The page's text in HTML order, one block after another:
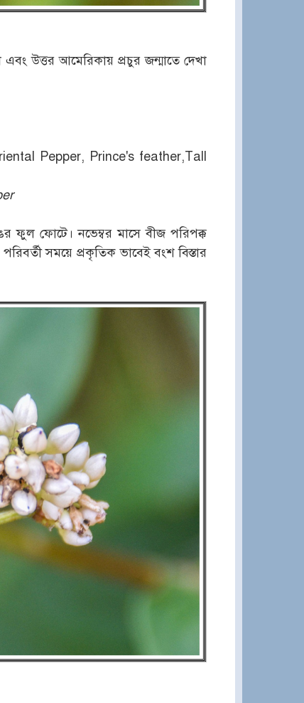
উত্তর আমেরিকায় প্রচুর জন্মাতে দেখা
Pepper, Prince's feather,Tall
ফুল ফোটে। নভেম্বর মাসে বীজ পরিপক্ক
সময়ে প্রকৃতিক ভাবেই বংশ বিস্তার